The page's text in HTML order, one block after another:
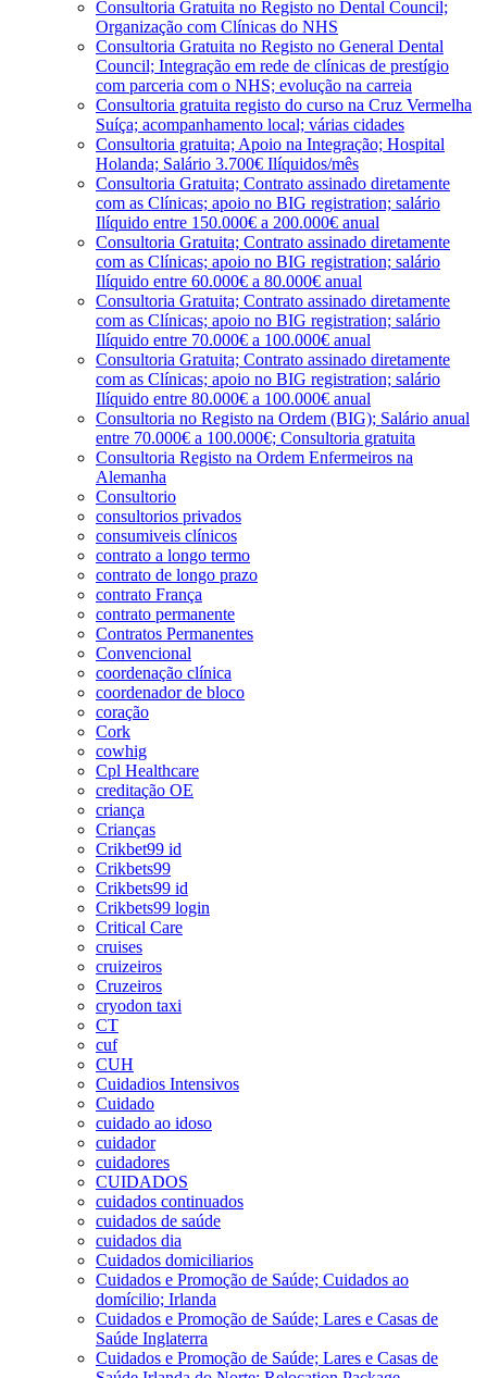
Consultoria Gratuita no Registo no Dental Council;
Organização com Clínicas do NHS
Consultoria Gratuita no Registo no General Dental
Council; Integração em rede de clínicas de prestígio
com parceria com o NHS; evolução na carreia
Consultoria gratuita registo do curso na Cruz Vermelha
Suíça; acompanhamento local; várias cidades
Consultoria gratuita; Apoio na Integração; Hospital
Holanda; Salário 3.700€ Ilíquidos/mês
Consultoria Gratuita; Contrato assinado diretamente
com as Clínicas; apoio no BIG registration; salário
Ilíquido entre 150.000€ a 200.000€ anual
Consultoria Gratuita; Contrato assinado diretamente
com as Clínicas; apoio no BIG registration; salário
Ilíquido entre 60.000€ a 80.000€ anual
Consultoria Gratuita; Contrato assinado diretamente
com as Clínicas; apoio no BIG registration; salário
Ilíquido entre 70.000€ a 100.000€ anual
Consultoria Gratuita; Contrato assinado diretamente
com as Clínicas; apoio no BIG registration; salário
Ilíquido entre 80.000€ a 100.000€ anual
Consultoria no Registo na Ordem (BIG); Salário anual
entre 70.000€ a 100.000€; Consultoria gratuita
Consultoria Registo na Ordem Enfermeiros na
Alemanha
Consultorio
consultorios privados
consumiveis clínicos
contrato a longo termo
contrato de longo prazo
contrato França
contrato permanente
Contratos Permanentes
Convencional
coordenação clínica
coordenador de bloco
coração
Cork
cowhig
Cpl Healthcare
creditação OE
criança
Crianças
Crikbet99 id
Crikbets99
Crikbets99 id
Crikbets99 login
Critical Care
cruises
cruizeiros
Cruzeiros
cryodon taxi
CT
cuf
CUH
Cuidadios Intensivos
Cuidado
cuidado ao idoso
cuidador
cuidadores
CUIDADOS
cuidados continuados
cuidados de saúde
cuidados dia
Cuidados domiciliarios
Cuidados e Promoção de Saúde; Cuidados ao
domícilio; Irlanda
Cuidados e Promoção de Saúde; Lares e Casas de
Saúde Inglaterra
Cuidados e Promoção de Saúde; Lares e Casas de